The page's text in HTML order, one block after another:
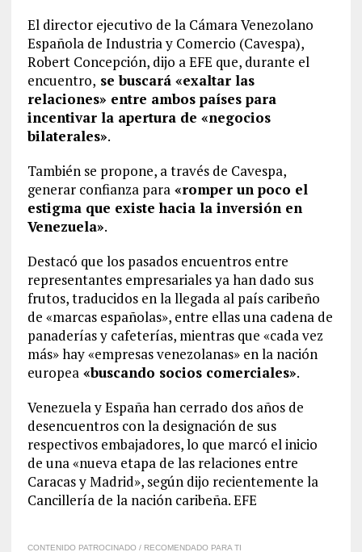
El director ejecutivo de la Cámara Venezolano
Española de Industria y Comercio (Cavespa),
Robert Concepción, dijo a EFE que, durante el
encuentro, se buscará «exaltar las
relaciones» entre ambos países para
incentivar la apertura de «negocios
bilaterales».
También se propone, a través de Cavespa,
generar confianza para«romper un poco el
estigma que existe hacia la inversión en
Venezuela».
Destacó que los pasados encuentros entre
representantes empresariales ya han dado sus
frutos, traducidos en la llegada al país caribeño
de «marcas españolas», entre ellas una cadena de
panaderías y cafeterías, mientras que «cada vez
más» hay «empresas venezolanas» en la nación
europea«buscando socios comerciales».
Venezuela y España han cerrado dos años de
desencuentros con la designación de sus
respectivos embajadores, lo que marcó el inicio
de una «nueva etapa de las relaciones entre
Caracas y Madrid», según dijo recientemente la
Cancillería de la nación caribeña. EFE
CONTENIDO PATROCINADO / RECOMENDADO PARA TI